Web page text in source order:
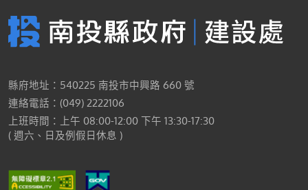
縣府地址：540225 南投市中興路 660 號
連絡電話：(049) 2222106
上班時間：上午 08:00-12:00 下午 13:30-17:30
( 週六、日及例假日休息 )